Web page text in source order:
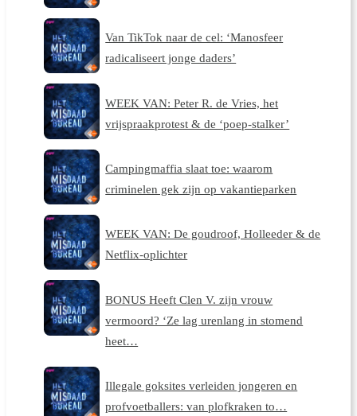
Van TikTok naar de cel: ‘Manosfeer
radicaliseert jonge daders’
WEEK VAN: Peter R. de Vries, het
vrijspraakprotest & de ‘poep-stalker’
Campingmaffia slaat toe: waarom
criminelen gek zijn op vakantieparken
WEEK VAN: De goudroof, Holleeder & de
Netflix-oplichter
BONUS Heeft Clen V. zijn vrouw
vermoord? ‘Ze lag urenlang in stomend
heet…
Illegale goksites verleiden jongeren en
profvoetballers: van plofkraken to…